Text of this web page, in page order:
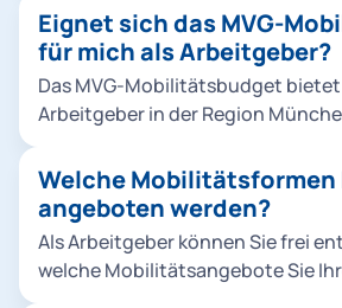
Eignet sich das MVG-
für mich als Arbeitgeber?
Das MVG-Mobilitätsbudget
Arbeitgeber in der Region
attraktiven und flexiblen
anzubieten. Es ermöglicht Ihnen,
steigenden Nachfrage nach
Mobilitätsangeboten im urbanen
werden und sich damit als
Welche Mobilitätsformen
angeboten werden?
Als Arbeitgeber können Sie frei
welche Mobilitätsangebote Sie